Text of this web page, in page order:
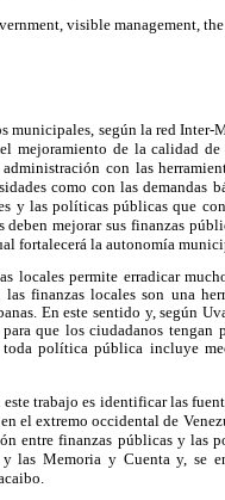
visible management,
según la red Inter-
mejoramiento de la calidad
con las
como con las demandas
y las políticas públicas que
mejorar sus finanzas
fortalecerá la autonomía
locales permite erradicar
finanzas locales son una
En este sentido y, según
que los ciudadanos tengan
política pública incluye
trabajo es identificar las
el extremo occidental de
entre finanzas públicas y las
las Memoria y Cuenta y, se